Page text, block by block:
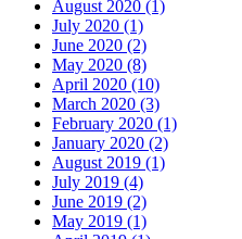
August 2020 (1)
July 2020 (1)
June 2020 (2)
May 2020 (8)
April 2020 (10)
March 2020 (3)
February 2020 (1)
January 2020 (2)
August 2019 (1)
July 2019 (4)
June 2019 (2)
May 2019 (1)